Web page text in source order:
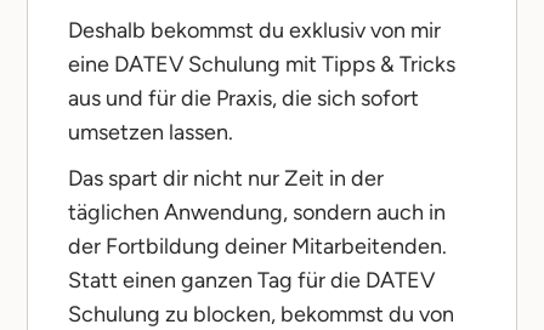
Deshalb bekommst du exklusiv von mir
eine DATEV Schulung mit Tipps & Tricks
aus und für die Praxis, die sich sofort
umsetzen lassen.
Das spart dir nicht nur Zeit in der
täglichen Anwendung, sondern auch in
der Fortbildung deiner Mitarbeitenden.
Statt einen ganzen Tag für die DATEV
Schulung zu blocken, bekommst du von